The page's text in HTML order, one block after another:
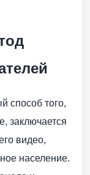
способ того,
заключается
видео,
население.